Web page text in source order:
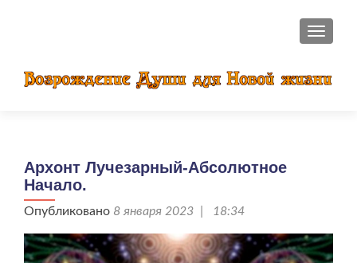
Архонт Лучезарный-Абсолютное
Начало.
Опубликовано 8 января 2023 | 18:34